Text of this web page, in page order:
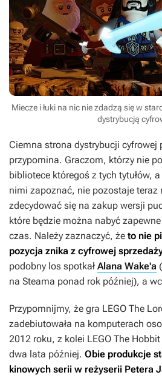
Miecze i łuki na nic nie zdadzą się w
dystrybucją
Ciemna strona dystrybucji cyfrowej
przypomina. Graczom, którzy nie
bibliotece któregoś z tych tytułów,
nimi zapoznać, nie pozostaje teraz
zdecydować się na zakup wersji
które będzie można nabyć
czas. Należy zaznaczyć, że to nie
pozycja znika z cyfrowej
podobny los spotkał Alana Wake'a
na Steama ponad rok później), a
Przypomnijmy, że gra LEGO The
zadebiutowała na komputerach
2012 roku, z kolei LEGO The Hobbit
dwa lata później. Obie produkcje
kinowych serii w reżyserii Petera